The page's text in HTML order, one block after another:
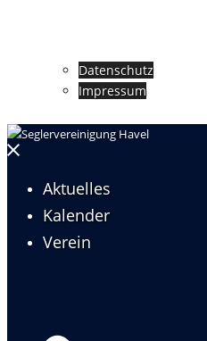
Datenschutz
Impressum
Menü
Aktuelles
Kalender
Verein